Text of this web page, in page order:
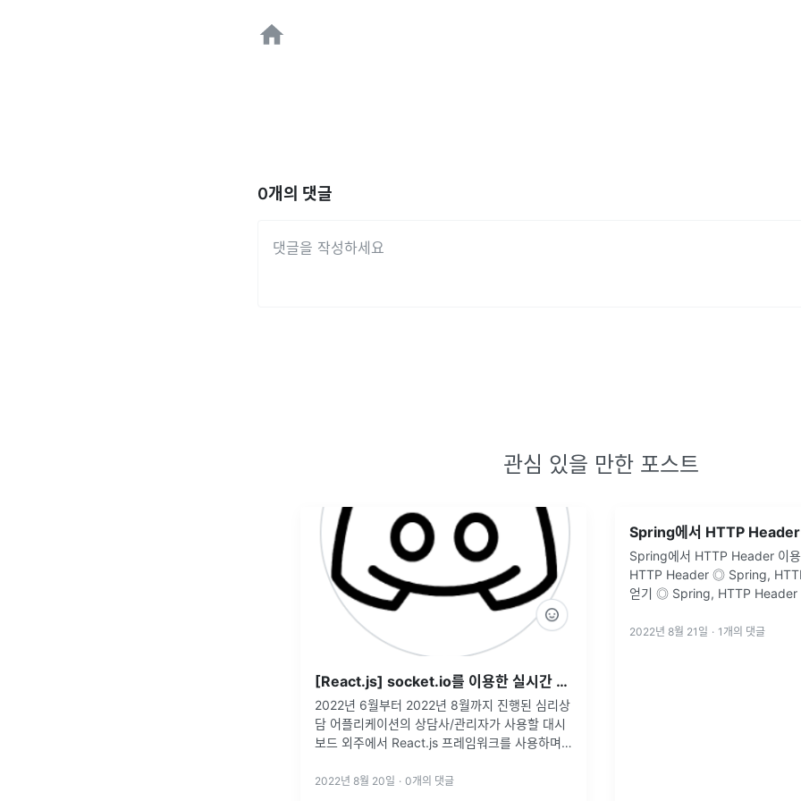
0개의 댓글
관심 있을 만한 포스트
[React.js] socket.io를 이용한 실시간 채팅 시스템 구현 (1)
2022년 6월부터 2022년 8월까지 진행된 심리상
담 어플리케이션의 상담사/관리자가 사용할 대시
보드 외주에서 React.js 프레임워크를 사용하며
2022년 8월 20일 · 0개의 댓글
Spring에서 HTTP Header
Spring에서 HTTP Header 이
HTTP Header ◎ Spring,
얻기 ◎ Spring, HTTP Header
2022년 8월 21일 · 1 개의 댓글